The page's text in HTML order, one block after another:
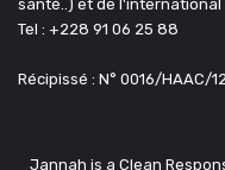
santé..) et de l'international
Tel : +228 91 06 25 88
Récipissé : N° 0016/HAAC/
Jannah is a Clean